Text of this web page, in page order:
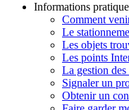
Informations
Comment
Le
Les objets
Les points
La gestion des
Signaler un
Obtenir un